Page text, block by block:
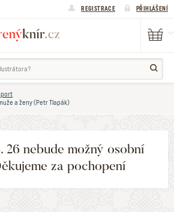
REGISTRACE PŘIHLÁŠENÍ
a ženy (Petr Tlapák)
26 nebude možný osobní
za pochopení